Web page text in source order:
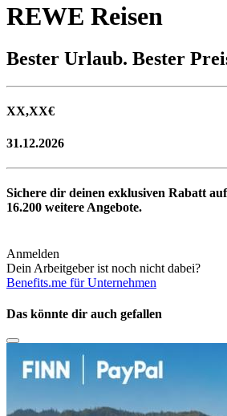
REWE Reisen
Bester Urlaub. Bester
XX,XX€
31.12.2026
Sichere dir deinen exklusiven Rabatt
16.200 weitere Angebote.
Anmelden
Dein Arbeitgeber ist noch nicht dabei?
Benefits.me für Unternehmen
Das könnte dir auch gefallen